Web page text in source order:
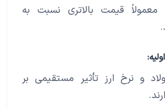
قیمت بالاتری نسبت به
و نرخ ارز تأثیر مستقیمی بر